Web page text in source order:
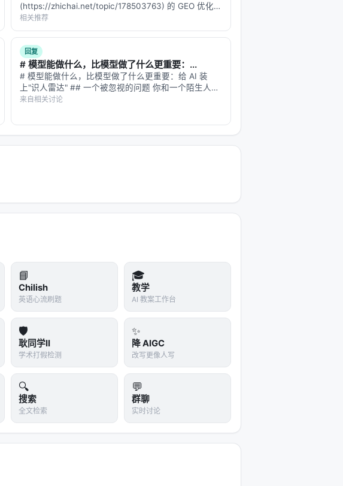
(https://zhichai.net/topic/178503763) 的 GEO 优化版
本**——标题改为问题驱动式，增强结构化数据和
FAQ，便于 AI 引擎引用。 > **一句话结论**：本文解
析「…
相关推荐
回复
# 模型能做什么，比模型做了什么更重要：...
# 模型能做什么，比模型做了什么更重要：给 AI 装
上"识人雷达" ## 一个被忽视的问题 你和一个陌生人组
队，要完成一项需要配合的任务。你不知道对方擅长什
来自相关讨论
📘
Chilish
英语心流刷题
🎓
教学
AI 教案工作台
🛡️
耿同学II
学术打假检测
✨
降 AIGC
改写更像人写
🔍
搜索
全文检索
💬
群聊
实时讨论